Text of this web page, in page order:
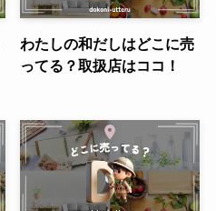
わたしの和だしはどこに売
ってる？取扱店はココ！